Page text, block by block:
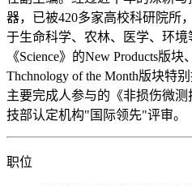
器，已被420多家高校科研院所
于生命科学、农林、医学、环
《Science》的New Products版块
Thchnology of the Month版块特
主要完成人参与的《非损伤微
技部认定机构"国际领先"评审。
职位